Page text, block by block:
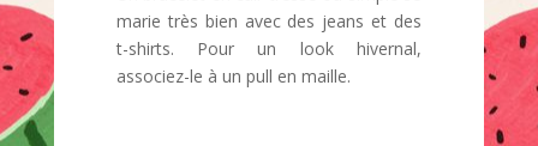
marie très bien avec des jeans et des
t-shirts. Pour un look hivernal,
associez-le à un pull en maille.